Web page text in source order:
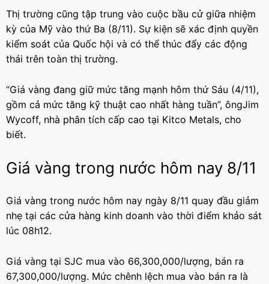
Thị trường cũng tập trung vào cuộc bầu cử giữa nhiệm
kỳ của Mỹ vào thứ Ba (8/11). Sự kiện sẽ xác định quyền
kiểm soát của Quốc hội và có thể thúc đẩy các động
thái trên toàn thị trường.
“Giá vàng đang giữ mức tăng mạnh hôm thứ Sáu (4/11),
gồm cả mức tăng kỹ thuật cao nhất hàng tuần”, ôngJim
Wycoff, nhà phân tích cấp cao tại Kitco Metals, cho
biết.
Giá vàng trong nước hôm nay 8/11
Giá vàng trong nước hôm nay ngày 8/11 quay đầu giảm
nhẹ tại các cửa hàng kinh doanh vào thời điểm khảo sát
lúc 08h12.
Giá vàng tại SJC mua vào 66,300,000/lượng, bán ra
67,300,000/lượng. Mức chênh lệch mua vào bán ra là